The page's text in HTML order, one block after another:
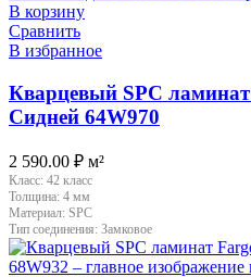
В корзину
Сравнить
В избранное
Кварцевый SPC
Сидней 64W970
2 590.00 ₽ м²
Класс: 42 класс
Толщина: 4 мм
Материал: SPC
Тип соединения: Замковое